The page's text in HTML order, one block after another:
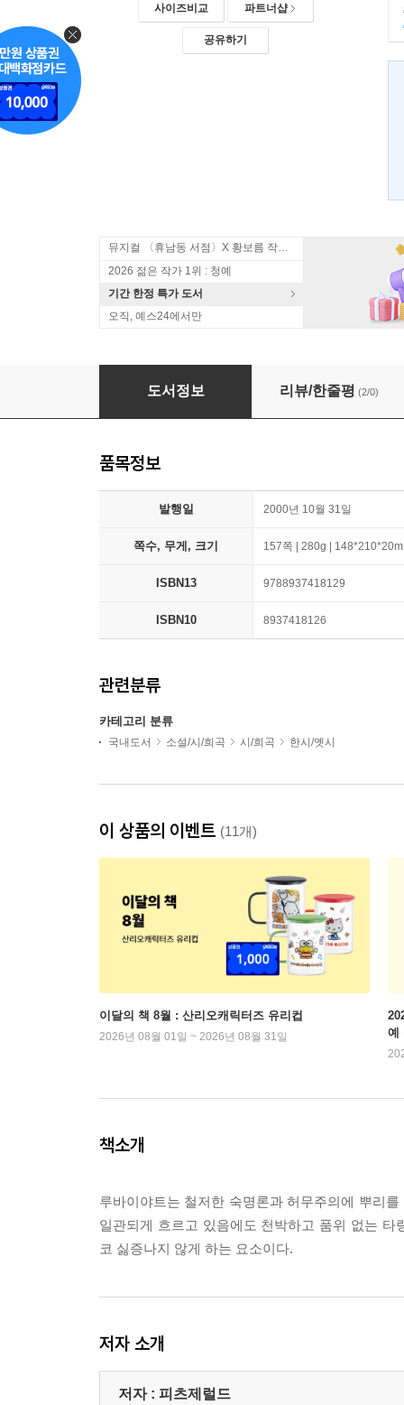
사이즈비교 파트너샵
공유하기
뮤지컬 〈휴남동 서점〉X 황보름 작가 북토크
2026 젊은 작가 1위 : 청예
기간 한정 특가 도서
오직, 예스24에서만
루바이야트
도서정보 리뷰/한줄평 (2/0)
품목정보
발행일 2000년 10월 31일
쪽수, 무게, 크기 157쪽 | 280g |
ISBN13 9788937418129
ISBN10 8937418126
관련분류
카테고리 분류
국내도서 소설/시/희곡 시/희곡 한시/옛시
이 상품의 이벤트 (11개)
이달의 책 8월 : 산리오캐릭터즈 유리컵
2026년 08월 01일 ~ 2026년 08월 31일
예
책소개
루바이야트는 철저한 숙명론과 허무주의에 뿌리
일관되게 흐르고 있음에도 천박하고 품위 없는
코 싫증나지 않게 하는 요소이다.
저자 소개
저자 : 피츠제럴드